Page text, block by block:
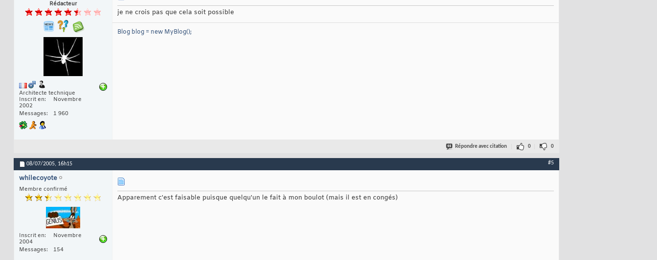
Rédacteur
Architecte technique
Inscrit en
Novembre
2002
Messages
1 960
je ne crois pas que cela soit possible
Blog blog = new MyBlog();
Répondre avec citation 0 0
08/07/2005, 16h15 #5
whilecoyote
Membre confirmé
Inscrit en
Novembre
2004
Messages
154
Apparement c'est faisable puisque quelqu'un le fait à mon boulot (mais il est en congés)